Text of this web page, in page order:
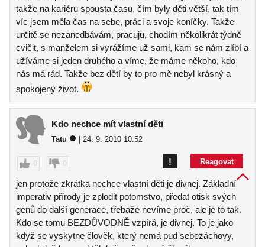
takže na kariéru spousta času, čím byly děti větší, tak tím
víc jsem měla čas na sebe, práci a svoje koníčky. Takže
určitě se nezanedbávám, pracuju, chodím několikrát týdně
cvičit, s manželem si vyrážíme už sami, kam se nám zlíbí a
užíváme si jeden druhého a víme, že máme někoho, kdo
nás má rád. Takže bez dětí by to pro mě nebyl krásný a
spokojený život.
Kdo nechce mít vlastní děti
Tatu | 24. 9. 2010 10:52
0 0 Reagovat
!
jen protože zkrátka nechce vlastní děti je divnej. Základní
imperativ přírody je zplodit potomstvo, předat otisk svých
genů do další generace, třebaže nevíme proč, ale je to tak.
Kdo se tomu BEZDŮVODNĚ vzpírá, je divnej. To je jako
když se vyskytne člověk, který nemá pud sebezáchovy,